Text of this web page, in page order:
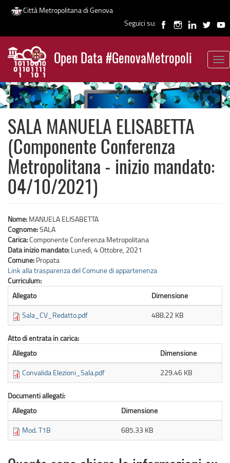
Salta
contenuto
principale
Città Metropolitana di Genova
Seguici su:
Open Data #GenovaMetropoli
News
SALA MANUELA ELISABETTA
(Componente Conferenza
Metropolitana - inizio mandato:
04/10/2021)
Nome: MANUELA ELISABETTA
Cognome:SALA
Carica:Componente Conferenza Metropolitana
Data inizio mandato: Lunedì, 4 Ottobre, 2021
Comune: Propata
Link alla trasparenza del Comune di appartenenza
Curriculum:
Allegato
Dimensione
Sala_CV_Redatto.pdf
488.22 KB
Atto di entrata in carica:
Allegato
Dimensione
Convalida Elezioni_Sala.pdf
229.46 KB
Documenti allegati:
Allegato
Dimensione
Mod. T1B
685.33 KB